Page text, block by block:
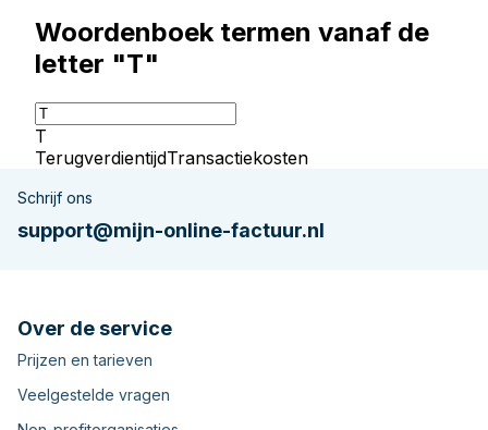
Woordenboek termen vanaf de
letter "T"
T
TerugverdientijdTransactiekosten
Schrijf ons
support@mijn-online-factuur.nl
Over de service
Prijzen en tarieven
Veelgestelde vragen